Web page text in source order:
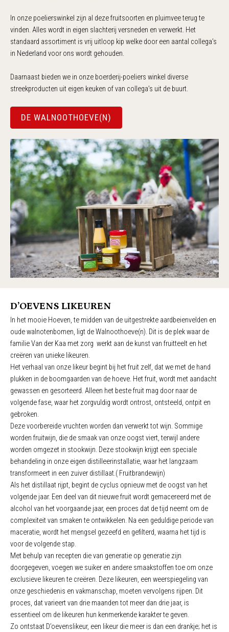
In onze poelierswinkel zijn al deze fruitsoorten en pluimvee terug te
vinden. Alles wordt in eigen slachterij versneden en verwerkt. Het
standaard assortiment is vrij uitloop kip welke door een aantal collega’s
in Nederland voor ons wordt gehouden.
Daarnaast bieden we in onze boerderij-poeliers winkel diverse
streekproducten uit eigen keuken of van collega’s uit de buurt.
DE WALNOOTHOEVE(N)
D’OEVENS LIKEUREN
In het mooie Hoeven, te midden van de uitgestrekte aardbeienvelden en
oude walnotenbomen, ligt de Walnoothoeve(n). Dit is de plek waar de
familie Van der Kaa met zorg werkt aan de kunst van fruitteelt en het
creëren van unieke likeuren.
Het verhaal van onze likeur begint bij het fruit zelf, dat we met de hand
plukken in de boomgaarden van de hoeve. Het fruit, wordt met aandacht
gewassen en gesorteerd. Alleen het beste fruit mag door naar de
volgende fase, waar het zorgvuldig wordt ontrost, ontsteeld, ontpit en
gebroken.
Deze voorbereide vruchten worden dan verwerkt tot wijn. Sommige
worden fruitwijn, die de smaak van onze oogst viert, terwijl andere
worden omgezet in stookwijn. Deze stookwijn krijgt een speciale
behandeling in onze eigen distilleerinstallatie, waar het langzaam
transformeert in een zuiver distillaat.( Fruitbrandewijn)
Als het distillaat rijpt, begint de cyclus opnieuw met de oogst van het
volgende jaar. Een deel van dit nieuwe fruit wordt gemacereerd met de
alcohol van het voorgaande jaar, een proces dat de tijd neemt om de
complexiteit van smaken te ontwikkelen. Na een geduldige periode van
maceratie, wordt het mengsel gezeefd en gefilterd, waarna het tijd is
voor de volgende stap.
Met behulp van recepten die van generatie op generatie zijn
doorgegeven, voegen we suiker en andere smaakstoffen toe om onze
exclusieve likeuren te creëren. Deze likeuren, een weerspiegeling van
onze geschiedenis en vakmanschap, moeten vervolgens rijpen. Dit
proces, dat varieert van drie maanden tot meer dan drie jaar, is
essentieel om de likeuren hun kenmerkende karakter te geven.
Zo ontstaat D’oevenslikeur, een likeur die meer is dan een drankje; het is